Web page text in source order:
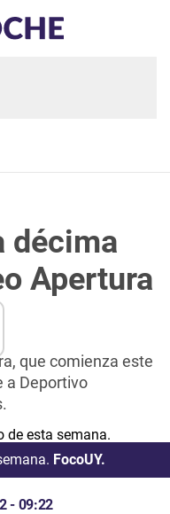
décima
Apertura
que comienza este
a Deportivo
FocoUY.
- 09:22